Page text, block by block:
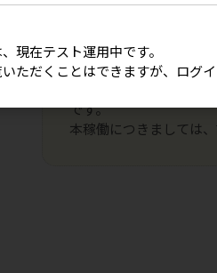
現在、こちらのサイト
既に弊社とお取引いた
心ください。
代引き決済、銀行振込
です。
本稼働につきましては
現在テスト運用中です。
ただくことはできますが、ログ